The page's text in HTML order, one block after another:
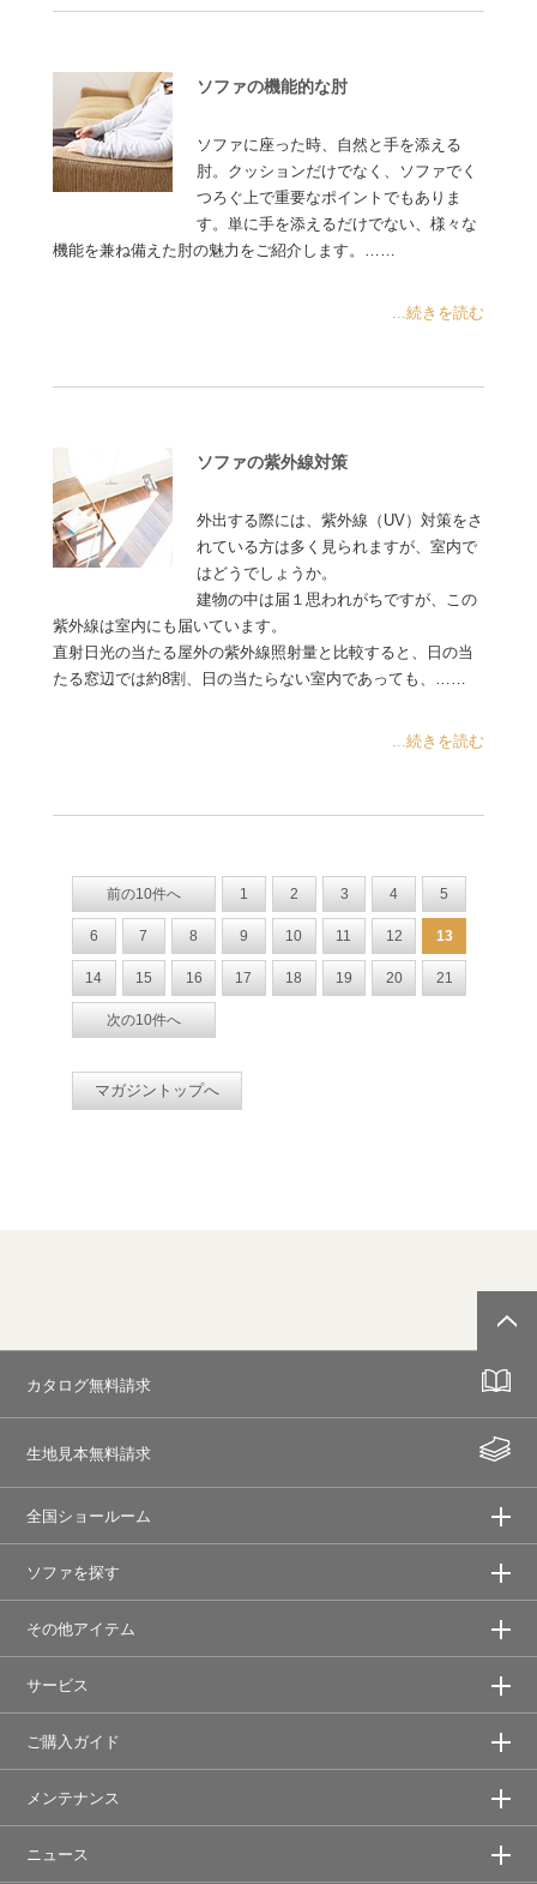
ソファの機能的な肘
ソファに座った時、自然と手を添える
肘。クッションだけでなく、ソファでく
つろぐ上で重要なポイントでもありま
す。単に手を添えるだけでない、様々な
機能を兼ね備えた肘の魅力をご紹介します。……
...続きを読む
ソファの紫外線対策
外出する際には、紫外線（UV）対策をさ
れている方は多く見られますが、室内で
はどうでしょうか。
建物の中は届１思われがちですが、この
紫外線は室内にも届いています。
直射日光の当たる屋外の紫外線照射量と比較すると、日の当
たる窓辺では約8割、日の当たらない室内であっても、……
...続きを読む
前の10件へ 1 2 3 4 5
6 7 8 9 10 11 12 13
14 15 16 17 18 19 20 21
次の10件へ
マガジントップへ
カタログ無料請求
生地見本無料請求
全国ショールーム
ソファを探す
その他アイテム
サービス
ご購入ガイド
メンテナンス
ニュース